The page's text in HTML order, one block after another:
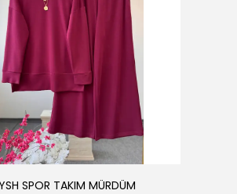
SPOR TAKIM MÜRDÜM